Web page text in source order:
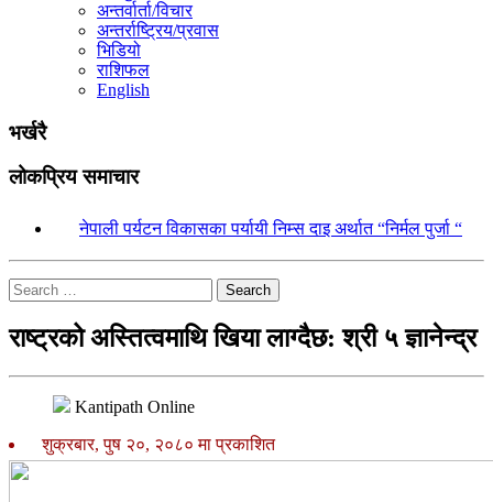
अन्तर्वार्ता/विचार
अन्तर्राष्ट्रिय/प्रवास
भिडियो
राशिफल
English
भर्खरै
लोकप्रिय समाचार
नेपाली पर्यटन विकासका पर्यायी निम्स दाइ अर्थात “निर्मल पुर्जा “
Search
राष्ट्रको अस्तित्वमाथि खिया लाग्दैछ: श्री ५ ज्ञानेन्द्र
Kantipath Online
शुक्रबार, पुष २०, २०८० मा प्रकाशित